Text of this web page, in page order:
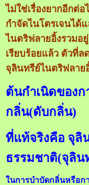
ไม่ใช่เรื่องยากอีกต่
กำจัดไนโตรเจนได้
ไนตริฟลายอิ้งรวมอ
เรียบร้อยแล้ว ตัวที่
จุลินทรีย์ไนตริฟลาย
ต้นกำเนิดของก
กลิ่น(ดับกลิ่น)
ที่แท้จริงคือ จุลิ
ธรรมชาติ(จุลิน
ในการบำบัดกลิ่นหรือก